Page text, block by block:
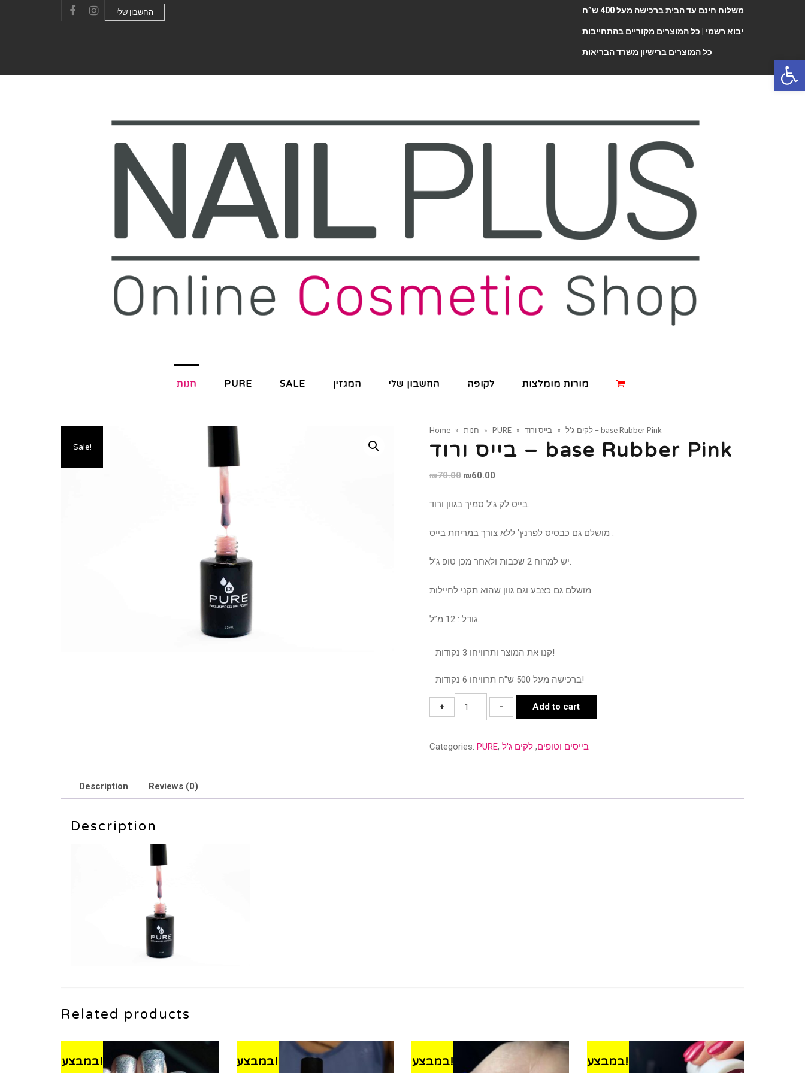
Instagram
החשבון שלי משלוח חינם עד הבית ברכישה מעל 400 ש”ח
יבוא רשמי | כל המוצרים מקוריים בהתחייבות
כל המוצרים ברישיון משרד הבריאות
חנות PURE SALE המגזין החשבון שלי לקופה מורות מומלצות
Sale!
Home » חנות » PURE » לקים ג'ל » בייס ורוד – base Rubber Pink
בייס ורוד – base Rubber Pink
₪70.00 Original
was:
₪60.00
is:
בייס לק ג’ל סמיך בגוון ורוד.
מושלם גם כבסיס לפרנץ’ ללא צורך במריחת בייס .
יש למרוח 2 שכבות ולאחר מכן טופ ג’ל.
מושלם גם כצבע וגם גוון שהוא תקני לחיילות.
גודל : 12 מ”ל.
קנו את המוצר ותרוויחו 3 נקודות!
ברכישה מעל 500 ש"ח תרוויחו 6 נקודות!
+
בייס
ורוד
base
quantity
- Add to cart
Categories: PURE, בייסים וטופים, לקים ג'ל
Description Reviews (0)
Description
Related products
במבצע! במבצע! במבצע! במבצע!